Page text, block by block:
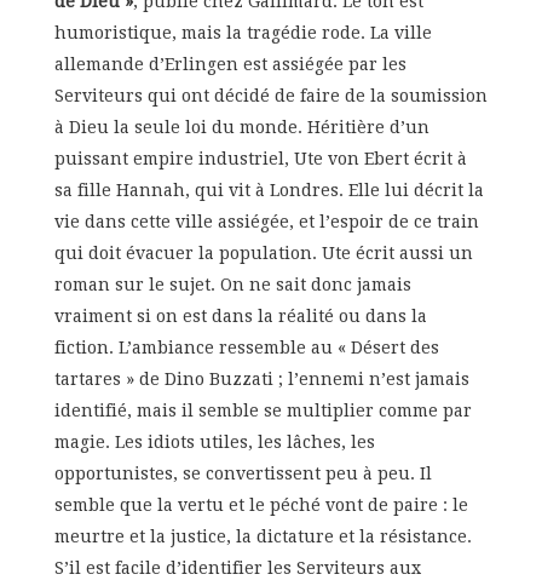
humoristique, mais la tragédie rode. La ville
allemande d’Erlingen est assiégée par les
Serviteurs qui ont décidé de faire de la soumission
à Dieu la seule loi du monde. Héritière d’un
puissant empire industriel, Ute von Ebert écrit à
sa fille Hannah, qui vit à Londres. Elle lui décrit la
vie dans cette ville assiégée, et l’espoir de ce train
qui doit évacuer la population. Ute écrit aussi un
roman sur le sujet. On ne sait donc jamais
vraiment si on est dans la réalité ou dans la
fiction. L’ambiance ressemble au « Désert des
tartares » de Dino Buzzati ; l’ennemi n’est jamais
identifié, mais il semble se multiplier comme par
magie. Les idiots utiles, les lâches, les
opportunistes, se convertissent peu à peu. Il
semble que la vertu et le péché vont de paire : le
meurtre et la justice, la dictature et la résistance.
S’il est facile d’identifier les Serviteurs aux